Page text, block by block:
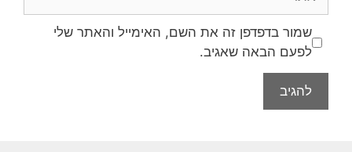
שמור בדפדפן זה את השם, האימייל והאתר שלי
לפעם הבאה שאגיב.